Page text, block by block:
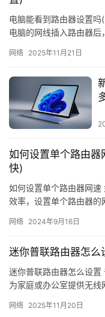
牌
路
由
器
多
电脑能看到路由器设置
电脑的网线插入路由器
的…
网络 2025年11月21日
如何设置单个路由器
快)
如何设置单个路由器网速
效率，设置单个路由器
设…
网络 2024年9月16日
迷你普联路由器怎么
迷你普联路由器怎么设
为家庭或办公室提供无
络。…
网络 2025年11月20日